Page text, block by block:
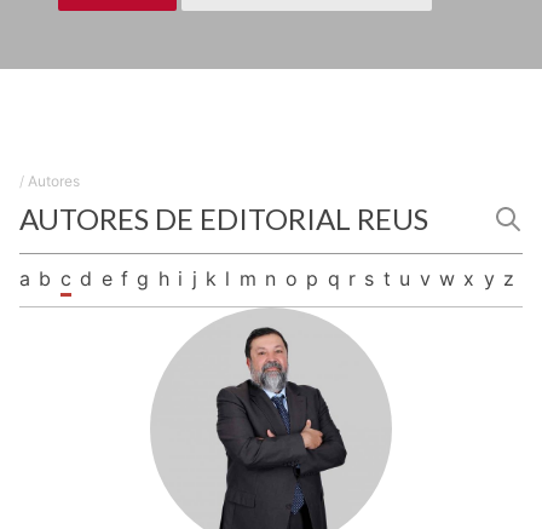
/ Autores
AUTORES DE EDITORIAL REUS
a b c d e f g h i j k l m n o p q r s t u v w x y z